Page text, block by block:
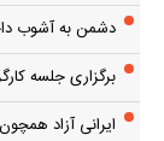
دشمن به آشوب
برگزاری جلسه
ایرانی آزاد